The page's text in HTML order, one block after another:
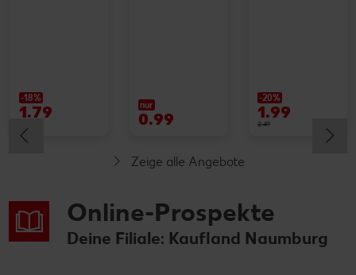
-18%
1.79 nur
0.99
-20%
1.99
2.49
Zeige alle Angebote
Online-Prospekte
Deine Filiale: Kaufland Naumburg